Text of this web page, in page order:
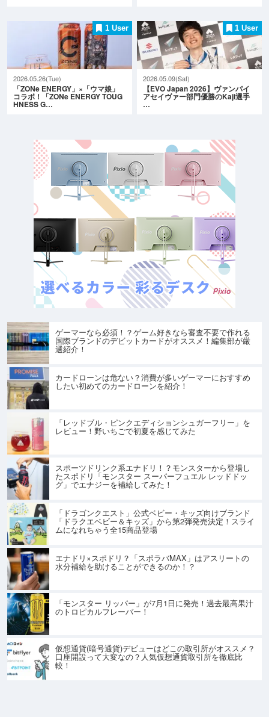
1 User
2026.05.26(Tue)
「ZONe ENERGY」×「ウマ娘」
コラボ！「ZONe ENERGY TOUG
HNESS G…
1 User
2026.05.09(Sat)
【EVO Japan 2026】ヴァンパイ
アセイヴァー部門優勝のKaji選手
…
ゲーマーなら必須！？ゲーム好きなら審査不要で作れる
国際ブランドのデビットカードがオススメ！編集部が厳
選紹介！
カードローンは危ない？消費が多いゲーマーにおすすめ
したい初めてのカードローンを紹介！
「レッドブル・ピンクエディションシュガーフリー」を
レビュー！野いちごで初夏を感じてみた
スポーツドリンク系エナドリ！？モンスターから登場し
たスポドリ「モンスター スーパーフュエル レッドドッ
グ」でエナジーを補給してみた！
「ドラゴンクエスト」公式ベビー・キッズ向けブランド
「ドラクエベビー＆キッズ」から第2弾発売決定！スライ
ムになれちゃう全15商品登場
エナドリ×スポドリ？「スポラバMAX」はアスリートの
水分補給を助けることができるのか！？
「モンスター リッパー」が7月1日に発売！過去最高果汁
のトロピカルフレーバー！
仮想通貨(暗号通貨)デビューはどこの取引所がオススメ？
口座開設って大変なの？人気仮想通貨取引所を徹底比
較！